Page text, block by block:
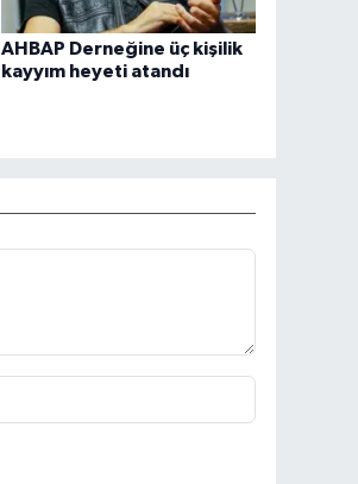
AHBAP Derneğine üç kişilik
kayyım heyeti atandı